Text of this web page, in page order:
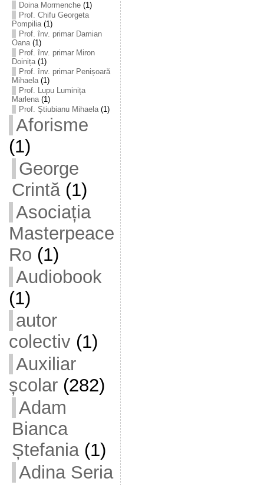
Doina Mormenche(1)
Prof. Chifu Georgeta
Pompilia(1)
Prof. înv. primar Damian
Oana(1)
Prof. înv. primar Miron
Doinița(1)
Prof. înv. primar Penișoară
Mihaela(1)
Prof. Lupu Luminița
Marlena(1)
Prof. Știubianu Mihaela(1)
Aforisme
(1)
George
Crintă(1)
Asociația
Masterpeace
Ro (1)
Audiobook
(1)
autor
colectiv(1)
Auxiliar
școlar(282)
Adam
Bianca
Ștefania(1)
Adina Seria